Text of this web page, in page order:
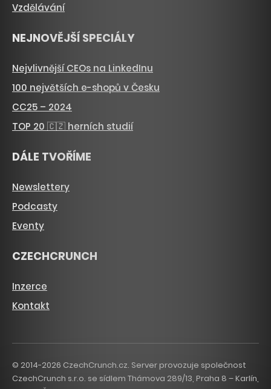
Vzdělávání
NEJNOVĚJŠÍ SPECIÁLY
Nejvlivnější CEOs na LinkedInu
100 největších e-shopů v Česku
CC25 – 2024
TOP 20 🇨🇿 herních studií
DÁLE TVOŘÍME
Newslettery
Podcasty
Eventy
CZECHCRUNCH
Inzerce
Kontakt
© 2014-2026 CzechCrunch.cz. Server provozuje společnost
CzechCrunch s.r.o. se sídlem Thámova 289/13, Praha 8 – Karlín,